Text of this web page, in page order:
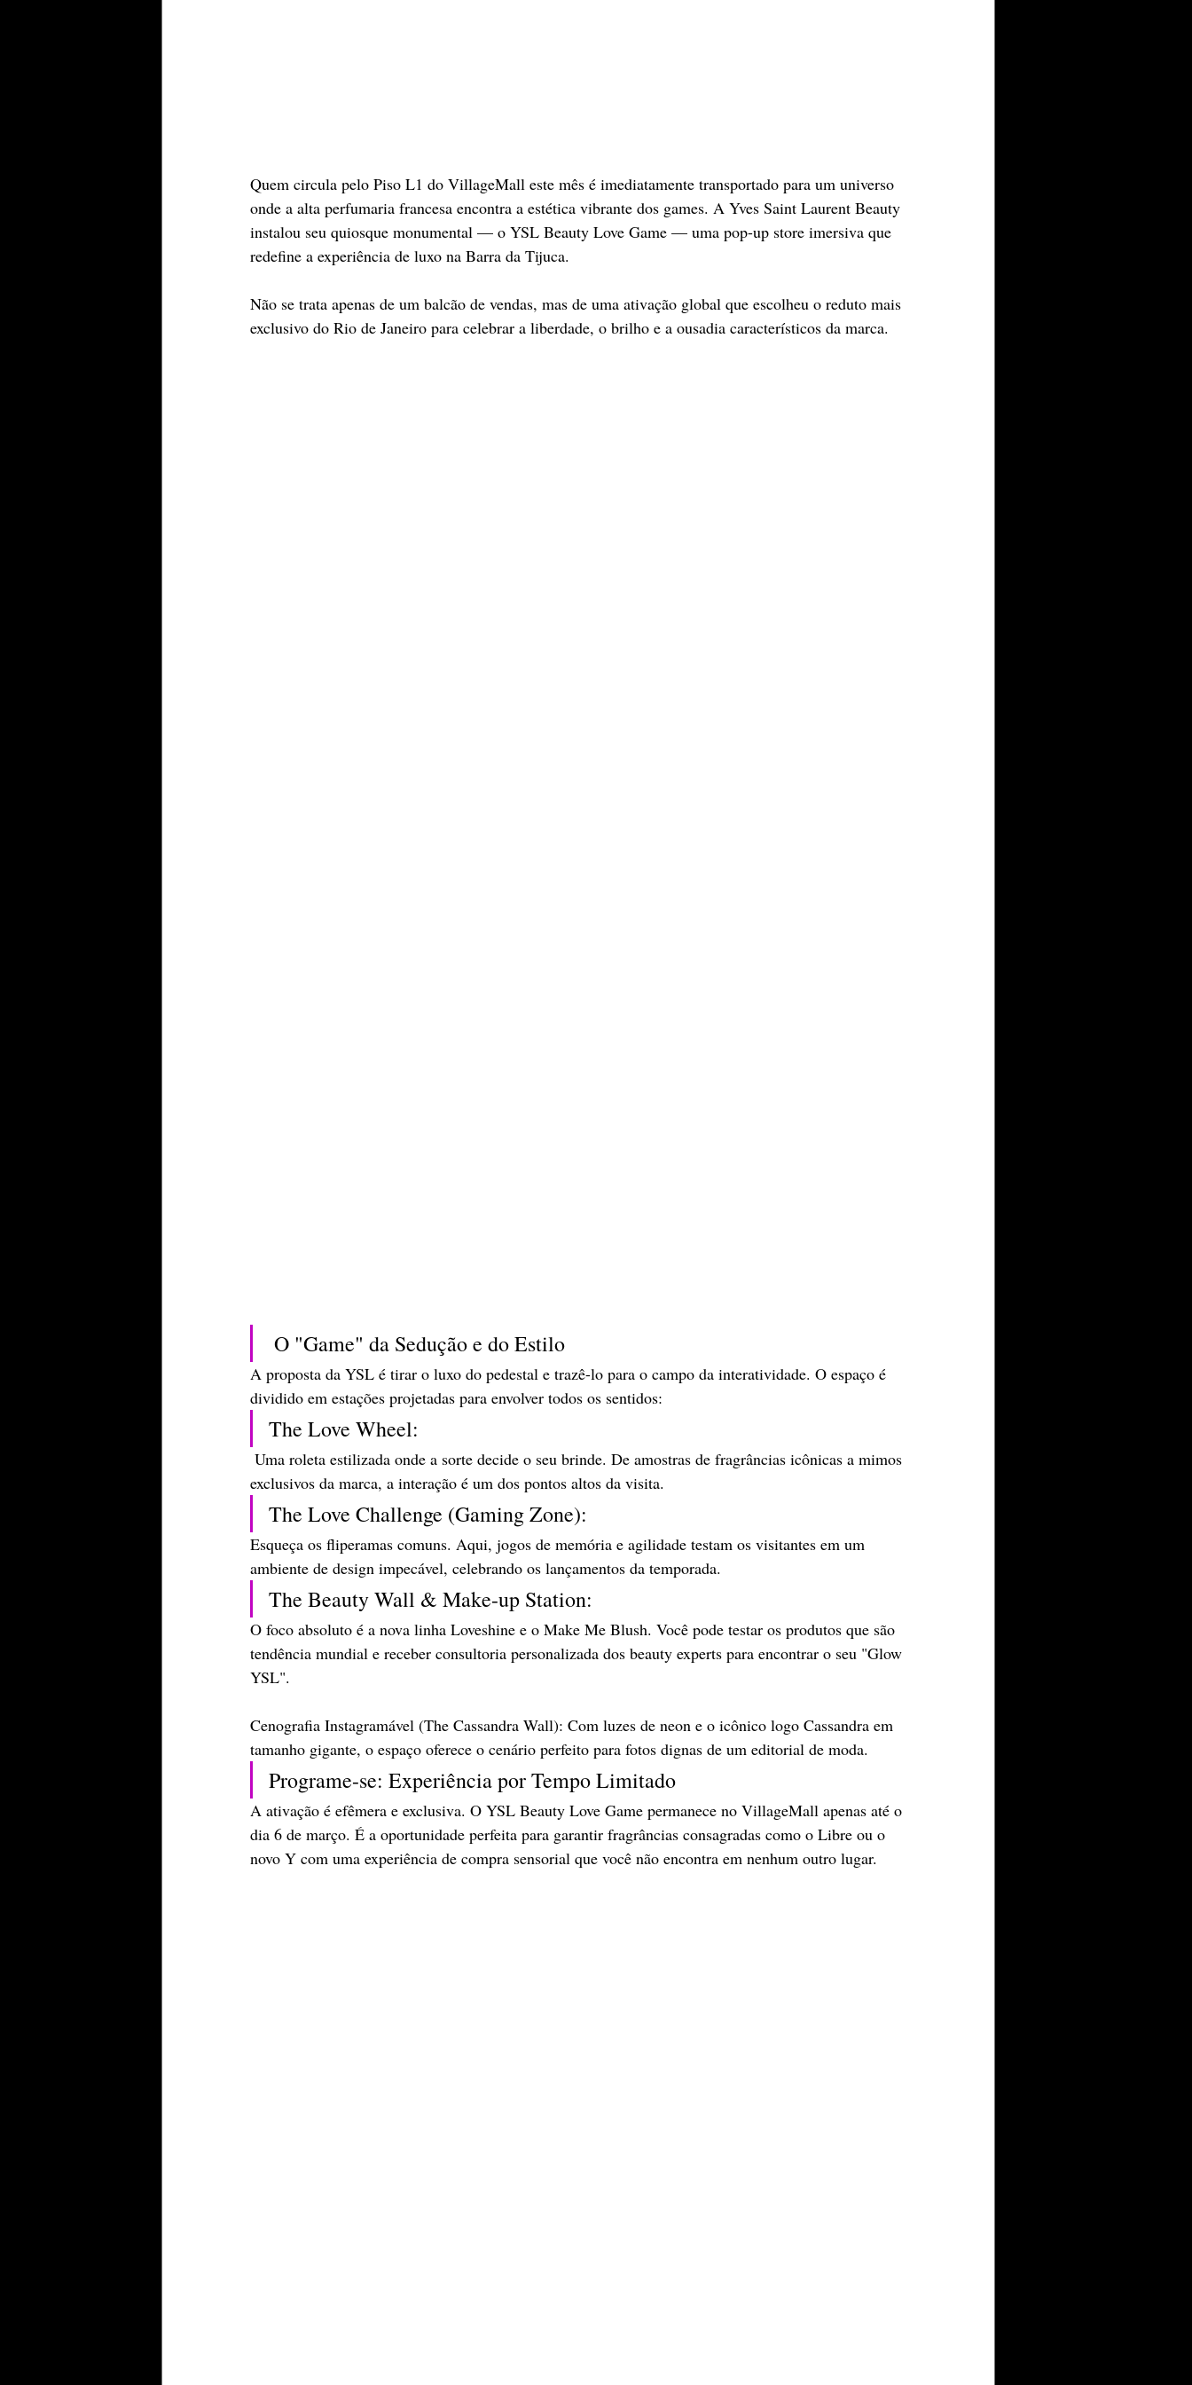
Quem circula pelo Piso L1 do VillageMall este mês é imediatamente transportado para um universo
onde a alta perfumaria francesa encontra a estética vibrante dos games. A Yves Saint Laurent Beauty
instalou seu quiosque monumental — o YSL Beauty Love Game — uma pop-up store imersiva que
redefine a experiência de luxo na Barra da Tijuca.
​Não se trata apenas de um balcão de vendas, mas de uma ativação global que escolheu o reduto mais
exclusivo do Rio de Janeiro para celebrar a liberdade, o brilho e a ousadia característicos da marca.
​O "Game" da Sedução e do Estilo
​A proposta da YSL é tirar o luxo do pedestal e trazê-lo para o campo da interatividade. O espaço é
dividido em estações projetadas para envolver todos os sentidos:
​The Love Wheel:
exclusivos da marca, a interação é um dos pontos altos da visita.
​The Love Challenge (Gaming Zone):
Esqueça os fliperamas comuns. Aqui, jogos de memória e agilidade testam os visitantes em um
ambiente de design impecável, celebrando os lançamentos da temporada.
​The Beauty Wall & Make-up Station:
O foco absoluto é a nova linha Loveshine e o Make Me Blush. Você pode testar os produtos que são
tendência mundial e receber consultoria personalizada dos beauty experts para encontrar o seu "Glow
YSL".
​Cenografia Instagramável (The Cassandra Wall): Com luzes de neon e o icônico logo Cassandra em
tamanho gigante, o espaço oferece o cenário perfeito para fotos dignas de um editorial de moda.
​Programe-se: Experiência por Tempo Limitado
​A ativação é efêmera e exclusiva. O YSL Beauty Love Game permanece no VillageMall apenas até o
dia 6 de março. É a oportunidade perfeita para garantir fragrâncias consagradas como o Libre ou o
novo Y com uma experiência de compra sensorial que você não encontra em nenhum outro lugar.